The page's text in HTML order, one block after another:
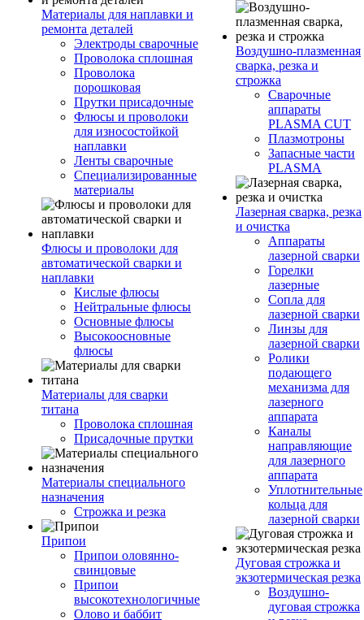
Материалы для наплавки и
ремонта деталей
Электроды сварочные
Проволока сплошная
Проволока
порошковая
Прутки присадочные
Флюсы и проволоки
для износостойкой
наплавки
Ленты сварочные
Специализированные
материалы
Флюсы и проволоки для
автоматической сварки и
наплавки
Кислые флюсы
Нейтральные флюсы
Основные флюсы
Высокоосновные
флюсы
Материалы для сварки
титана
Проволока сплошная
Присадочные прутки
Материалы специального
назначения
Строжка и резка
Припои
Припои оловянно-
свинцовые
Припои
высокотехнологичные
Олово и баббит
Воздушно-плазменная
сварка, резка и
строжка
Сварочные
аппараты
PLASMA CUT
Плазмотроны
Запасные части
PLASMA
Лазерная сварка, резка
и очистка
Аппараты
лазерной сварки
Горелки
лазерные
Сопла для
лазерной сварки
Линзы для
лазерной сварки
Ролики
подающего
механизма для
лазерного
аппарата
Каналы
направляющие
для лазерного
аппарата
Уплотнительные
кольца для
лазерной сварки
Дуговая строжка и
экзотермическая резка
Воздушно-
дуговая строжка